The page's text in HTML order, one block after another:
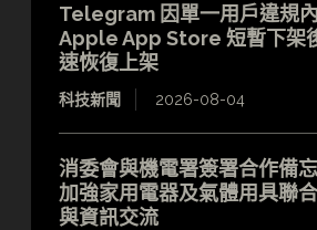
Telegram 因單一用戶違規
Apple App Store 短暫下架
速恢復上架
科技新聞 2026-08-04
消委會與機電署簽署合作備
加強家用電器及氣體用具聯
與資訊交流